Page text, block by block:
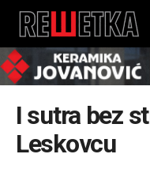
I sutra bez
Leskovcu